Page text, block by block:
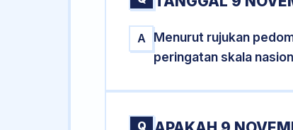
A
Menurut rujukan
peringatan skala
Q